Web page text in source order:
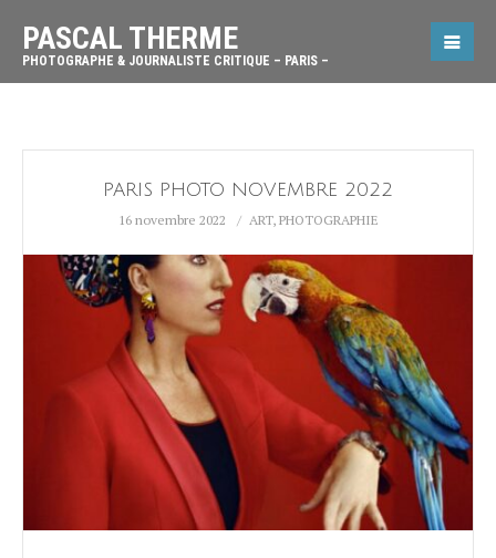
PASCAL THERME
PHOTOGRAPHE & JOURNALISTE CRITIQUE – PARIS –
PARIS PHOTO NOVEMBRE 2022
16 novembre 2022 ART, PHOTOGRAPHIE